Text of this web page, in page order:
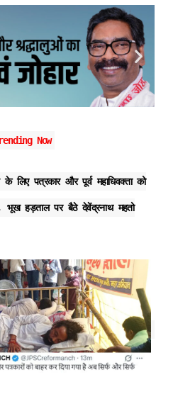
Now
लिए पत्रकार और पूर्व महाधिवक्ता को
भूख हड़ताल पर बैठे देवेंद्रनाथ महतो